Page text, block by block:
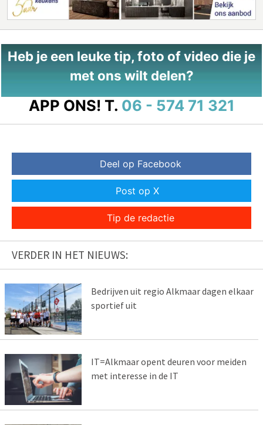
Heb je een leuke tip, foto of video die je
met ons wilt delen?
APP ONS! T. 06 - 574 71 321
Deel op Facebook
Post op X
Tip de redactie
VERDER IN HET NIEUWS:
Bedrijven uit regio Alkmaar dagen elkaar
sportief uit
IT=Alkmaar opent deuren voor meiden
met interesse in de IT